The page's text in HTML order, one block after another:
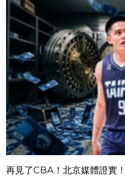
再見了CBA！北京媒體證實